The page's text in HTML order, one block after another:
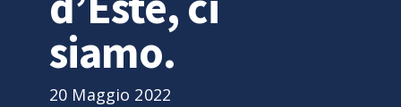
siamo.
20 Maggio 2022